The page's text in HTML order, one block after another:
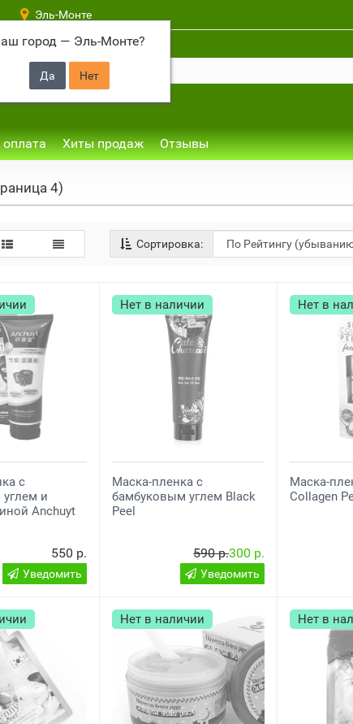
Эль-Монте
город — Эль-Монте?
Хиты продаж Отзывы
4)
Сортировка:
с
и
Anchuyt
550 р.
Уведомить
Нет в наличии
Маска-пленка с
бамбуковым углем Black
Peel
590 р.300 р.
Уведомить
Нет в
Маска-
Collagen
Нет в наличии Нет в